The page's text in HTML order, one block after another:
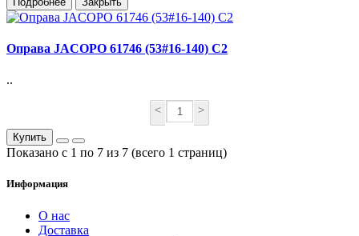
Оправа JACOPO 61746 (53#16-140) C2
..
< >
Купить
Показано с 1 по 7 из 7 (всего 1 страниц)
Информация
О нас
Доставка